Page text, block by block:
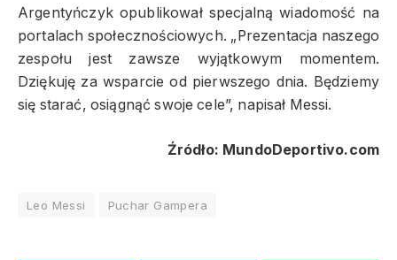
Argentyńczyk opublikował specjalną wiadomość na
portalach społecznościowych. „Prezentacja naszego
zespołu jest zawsze wyjątkowym momentem.
Dziękuję za wsparcie od pierwszego dnia. Będziemy
się starać, osiągnąć swoje cele”, napisał Messi.
Źródło: MundoDeportivo.com
Leo Messi Puchar Gampera